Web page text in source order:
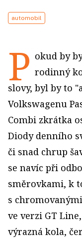
automobil
P okud by
rodinný
slovy, byl by to
Volkswagenu
Combi zkrátka
Diody denního
či snad chrup
se navíc při
směrovkami, k
s
ve verzi GT
výrazná kola,